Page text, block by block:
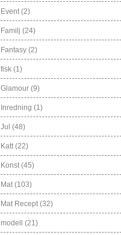
Event (2)
Familj (24)
Fantasy (2)
fisk (1)
Glamour (9)
Inredning (1)
Jul (48)
Katt (22)
Konst (45)
Mat (103)
Mat Recept (32)
modell (21)